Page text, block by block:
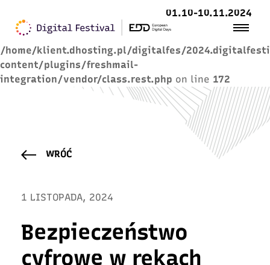
Warning : Trying to access array offset on value of
type null in
/home/klient.dhosting.pl/digitalfes/
content/plugins/freshmail-
integration/vendor/class.rest.php on line 172
01.10-10.11.2024
WRÓĆ
1 LISTOPADA, 2024
Bezpieczeństwo
cyfrowe w rękach